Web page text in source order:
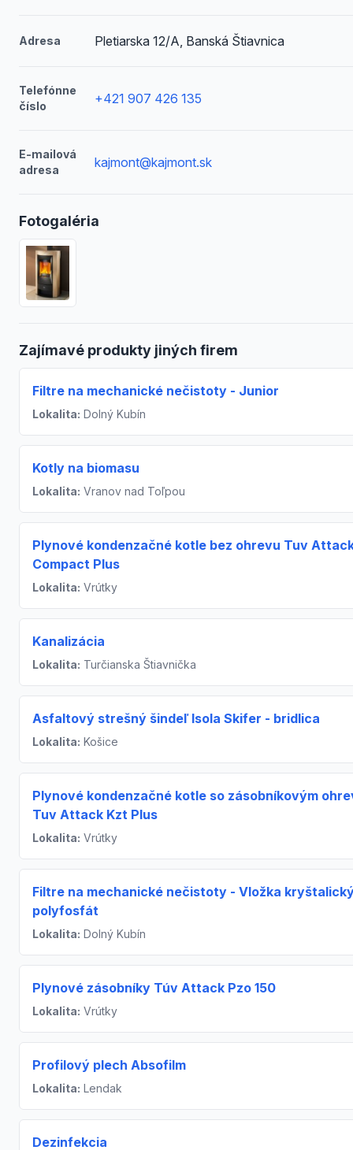
Adresa Pletiarska 12/A, Banská Štiavnica
Telefónne
číslo
+421 907 426 135
E-mailová
adresa
kajmont@kajmont.sk
Fotogaléria
Zajímavé produkty jiných firem
Filtre na mechanické nečistoty - Junior
Lokalita: Dolný Kubín
Kotly na biomasu
Lokalita: Vranov nad Toľpou
Plynové kondenzačné kotle bez ohrevu Tuv
Compact Plus
Lokalita: Vrútky
Kanalizácia
Lokalita: Turčianska Štiavnička
Asfaltový strešný šindeľ Isola Skifer - bridlica
Lokalita: Košice
Plynové kondenzačné kotle so zásobníkovým
Tuv Attack Kzt Plus
Lokalita: Vrútky
Filtre na mechanické nečistoty - Vložka
polyfosfát
Lokalita: Dolný Kubín
Plynové zásobníky Túv Attack Pzo 150
Lokalita: Vrútky
Profilový plech Absofilm
Lokalita: Lendak
Dezinfekcia